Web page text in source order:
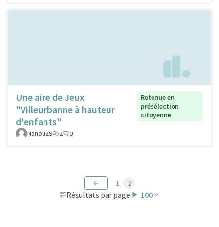
Une aire de Jeux
"Villeurbanne à hauteur
d'enfants"
Retenue en
présélection
citoyenne
Nanou29 2 0
Résultats par page : 100
1 2